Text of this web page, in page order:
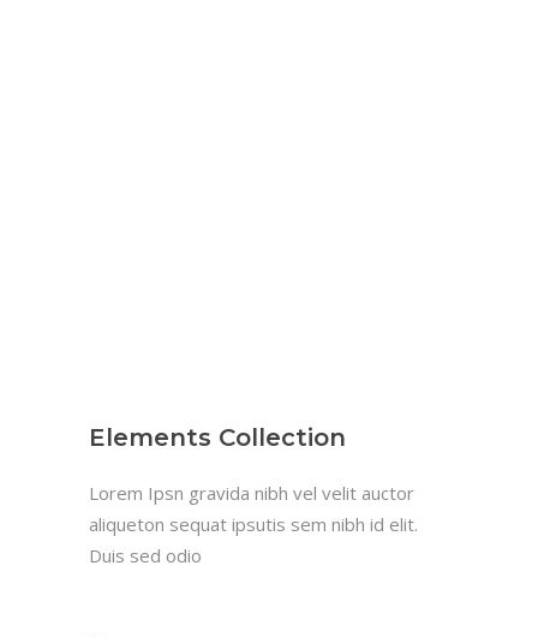
Elements Collection
Lorem Ipsn gravida nibh vel velit auctor
aliqueton sequat ipsutis sem nibh id elit.
Duis sed odio